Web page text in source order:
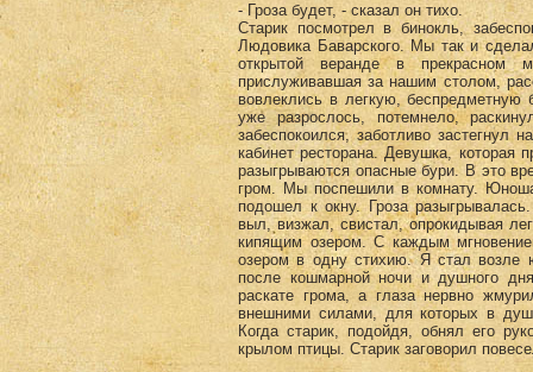
- Гроза будет, - сказал он тихо.
Старик посмотрел в бинокль,
Людовика Баварского. Мы так и
открытой веранде в прекрасном
прислуживавшая за нашим столом,
вовлеклись в легкую, беспредметную
уже разрослось, потемнело,
забеспокоился, заботливо застегнул
кабинет ресторана. Девушка, которая
разыгрываются опасные бури. В это
гром. Мы поспешили в комнату.
подошел к окну. Гроза
выл, визжал, свистал, опрокидывая
кипящим озером. С каждым
озером в одну стихию. Я стал возле
после кошмарной ночи и душного
раскате грома, а глаза нервно
внешними силами, для которых в
Когда старик, подойдя, обнял его
крылом птицы. Старик заговорил